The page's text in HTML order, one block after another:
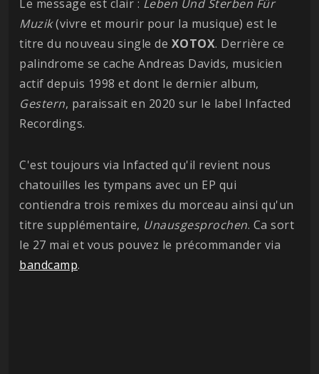
Le message est clair : Leben Und Sterben Für
Muzik(vivre et mourir pour la musique) est le
titre du nouveau single de XOTOX. Derrière ce
palindrome se cache Andreas Davids, musicien
actif depuis 1998 et dont le dernier album,
Gestern, paraissait en 2020 sur le label Infacted
Recordings.
C'est toujours via Infacted qu'il revient nous
chatouilles les tympans avec un EP qui
contiendra trois remixes du morceau ainsi qu'un
titre supplémentaire, Unausgesprochen. Ca sort
le 27 mai et vous pouvez le précommander via
bandcamp.